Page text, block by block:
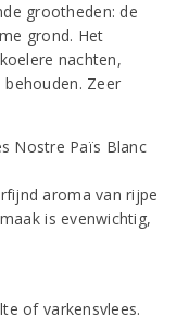
grootheden: de
grond. Het
nachten,
Zeer
aroma van rijpe
is evenwichtig,
of varkensvlees.